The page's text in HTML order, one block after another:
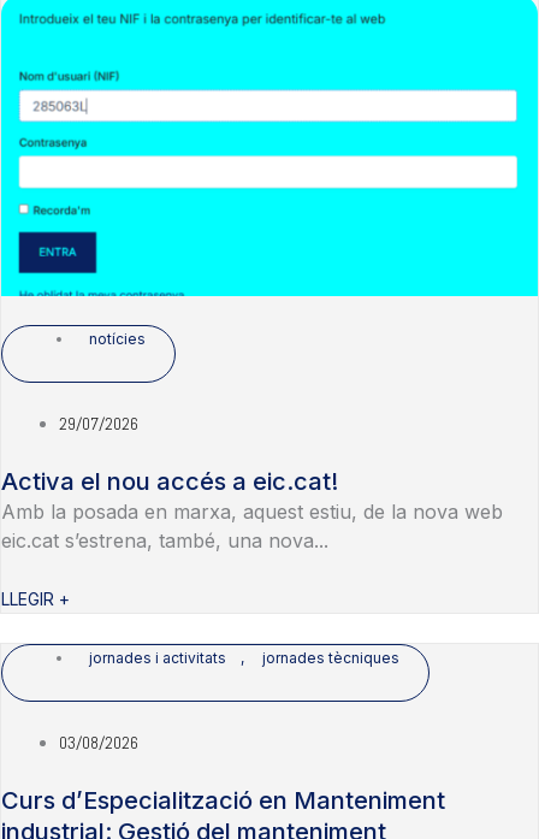
notícies
29/07/2026
Activa el nou accés a eic.cat!
Amb la posada en marxa, aquest estiu, de la nova web
eic.cat s’estrena, també, una nova...
LLEGIR +
jornades i activitats , jornades tècniques
03/08/2026
Curs d’Especialització en Manteniment
industrial: Gestió del manteniment